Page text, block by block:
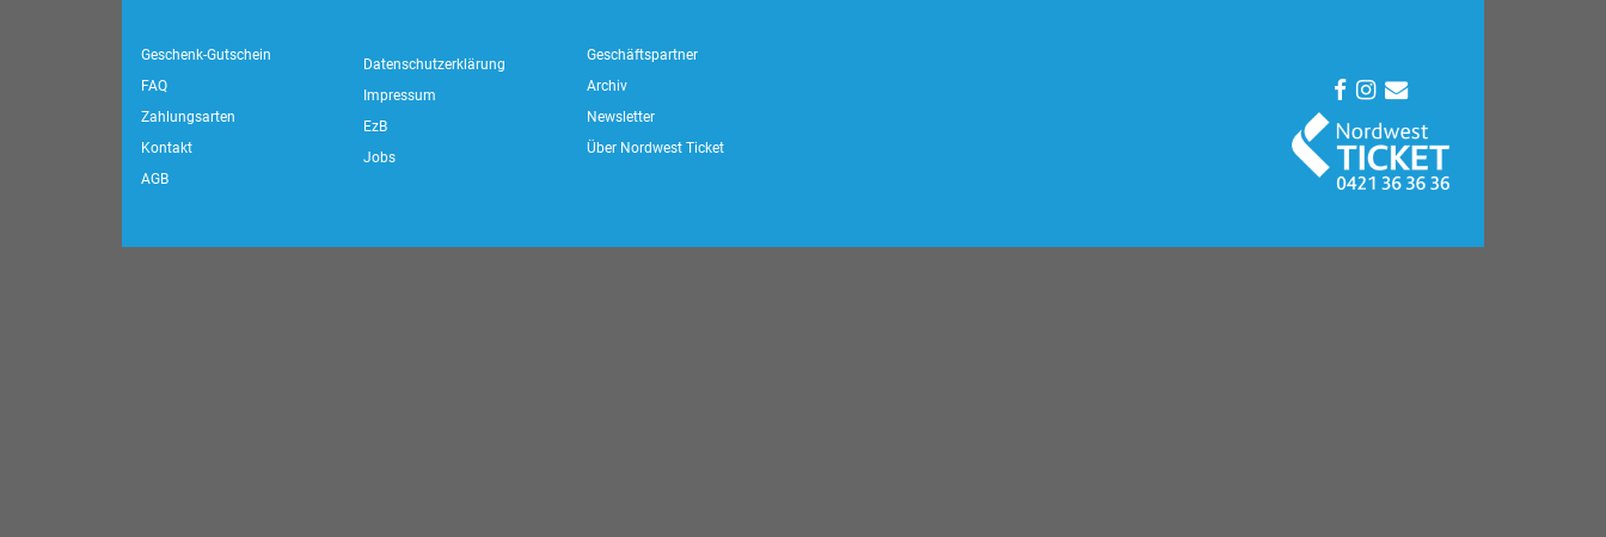
Geschenk-Gutschein
FAQ
Zahlungsarten
Kontakt
AGB
Datenschutzerklärung
Impressum
EzB
Jobs
Geschäftspartner
Archiv
Newsletter
Über Nordwest Ticket